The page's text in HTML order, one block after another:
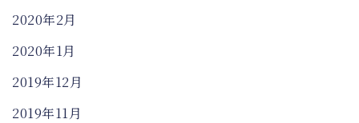
2020年2月
2020年1月
2019年12月
2019年11月